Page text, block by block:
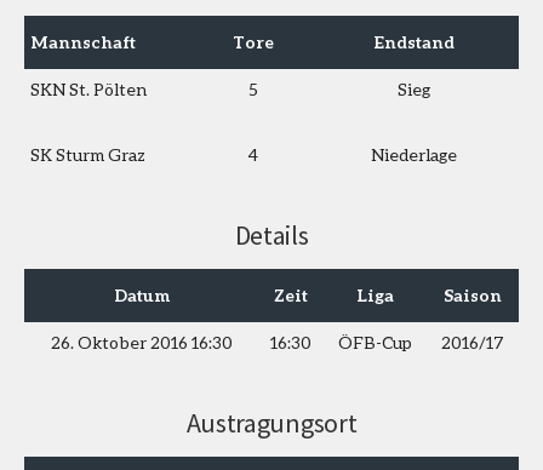
Mannschaft Tore Endstand
SKN St. Pölten 5 Sieg
SK Sturm Graz 4 Niederlage
Details
Datum Zeit Liga Saison
26. Oktober 2016 16:30 16:30 ÖFB-Cup 2016/17
Austragungsort